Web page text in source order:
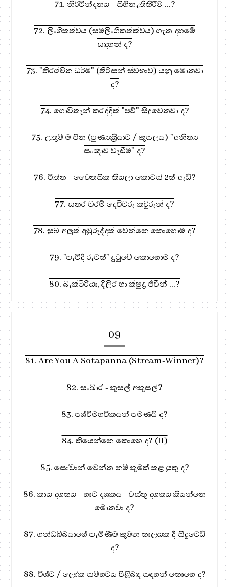
71. නිර්වින්දනය - සිහිනැතිකිරීම ...?
72. ලිංගිකත්වය (සමලිංගිකත්ත්වය) ගැන දහමේ
සඳහන් ද?
73. "තිරශ්චීන ධර්ම" (තිරිසන් ස්වභාව) යනු මොනවා
ද?
74. ගොවිතැන් කරද්දිත් "පව්" සිදුවෙනවා ද?
75. උතුම් ම පින (පුණ්‍යක්‍රියාව / කුසලය) "අනිත්‍ය
සංඥාව වැඩීම" ද?
76. චිත්ත - චෛතසික කියලා කොටස් 2ක් ඇයි?
77. සතර වරම් දෙවිවරු කවුරුන් ද?
78. සුබ අලුත් අවුරුද්දක් වෙන්නෙ කොහොම ද?
79. "පැවිදි රුවක්" දුටුවේ කොහොම ද?
80. බැක්ටීරියා, දිලීර හා ක්ෂුද්‍ර ජිවීන් ...?
09
81. Are You A Sotapanna (Stream-Winner)?
82. සංඛාර - කුසල් අකුසල්?
83. පශ්චිමභවිකයන් පමණයි ද?
84. තියෙන්නෙ කොහෙ ද? (II)
85. සෝවාන් වෙන්න නම් කුමක් කළ යුතු ද?
86. කාය දශකය - භාව දශකය - වස්තු දශකය කියන්නෙ
මොනවා ද?
87. ගන්ධබ්බයාගේ පැමිණීම කුමන කාලයක දී සිදුවෙයි
ද?
88. විශ්ව / ලෝක සම්භවය පිළිබඳ සඳහන් කොහෙ ද?